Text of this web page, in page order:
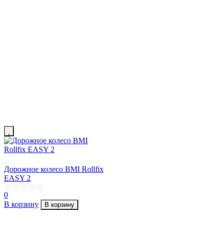
Дорожное колесо BMI Rollfix
EASY 2
0
В корзину
В корзину